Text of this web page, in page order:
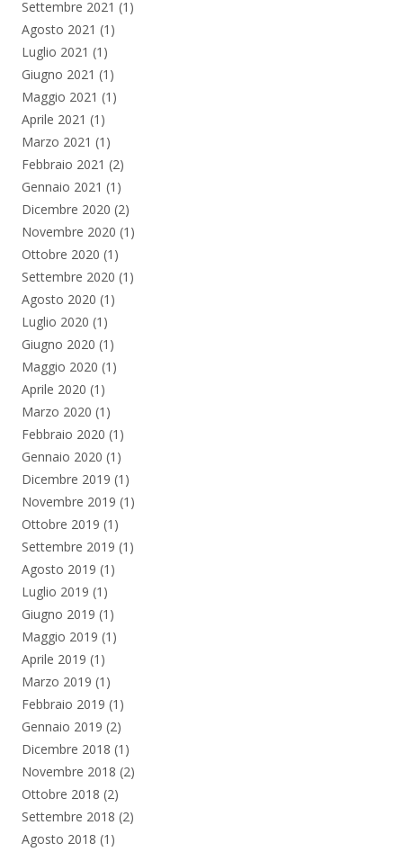
Settembre 2021 (1)
Agosto 2021 (1)
Luglio 2021 (1)
Giugno 2021 (1)
Maggio 2021 (1)
Aprile 2021 (1)
Marzo 2021 (1)
Febbraio 2021 (2)
Gennaio 2021 (1)
Dicembre 2020 (2)
Novembre 2020 (1)
Ottobre 2020 (1)
Settembre 2020 (1)
Agosto 2020 (1)
Luglio 2020 (1)
Giugno 2020 (1)
Maggio 2020 (1)
Aprile 2020 (1)
Marzo 2020 (1)
Febbraio 2020 (1)
Gennaio 2020 (1)
Dicembre 2019 (1)
Novembre 2019 (1)
Ottobre 2019 (1)
Settembre 2019 (1)
Agosto 2019 (1)
Luglio 2019 (1)
Giugno 2019 (1)
Maggio 2019 (1)
Aprile 2019 (1)
Marzo 2019 (1)
Febbraio 2019 (1)
Gennaio 2019 (2)
Dicembre 2018 (1)
Novembre 2018 (2)
Ottobre 2018 (2)
Settembre 2018 (2)
Agosto 2018 (1)